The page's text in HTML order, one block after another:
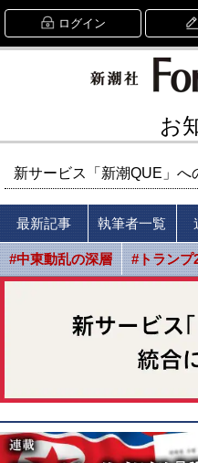
ログイン
お
新サービス「新潮QUE」へ
最新記事 執筆者一覧
#中東動乱の深層 #トランプ